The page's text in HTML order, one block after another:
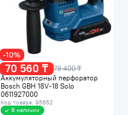
70 560 ₸ 78 400 ₸
-10%
Аккумуляторный перфоратор
Bosch GBH 18V-18 Solo
0611927000
Код товара: 95652
В наличии